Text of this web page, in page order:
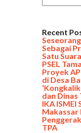
Recent
Sebagai
Satu
PSEL
Proyek
di Desa
dan Dinas
IKA ISMEI
Makassar
TPA